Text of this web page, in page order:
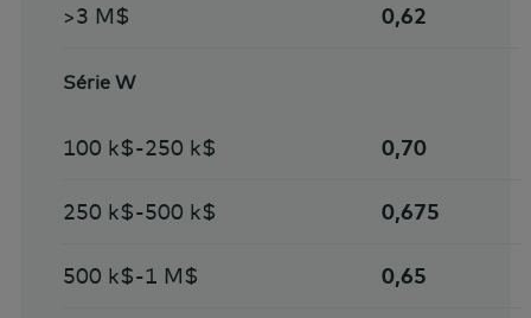
>3 M$ 0,62
Série W
100 k$-250 k$ 0,70
250 k$-500 k$ 0,675
500 k$-1 M$ 0,65